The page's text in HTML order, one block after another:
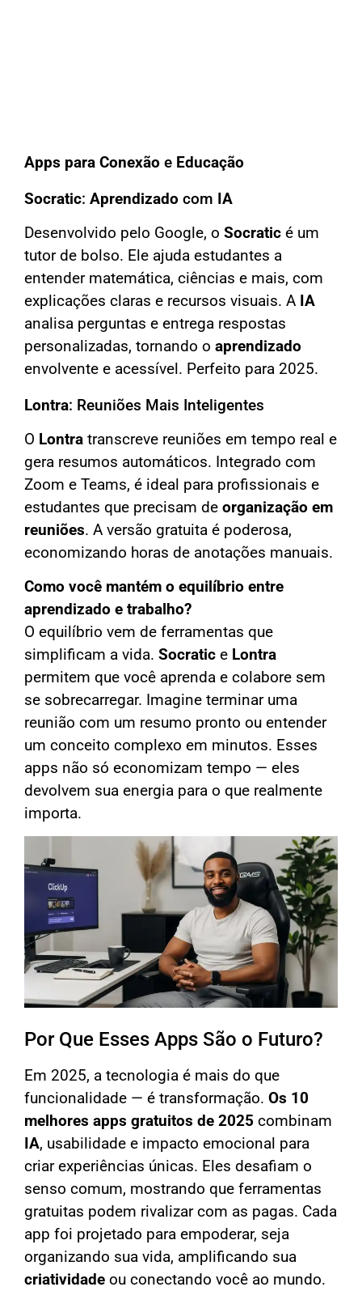
Apps para Conexão e Educação
Socratic: Aprendizado com IA
Desenvolvido pelo Google, o Socratic é um
tutor de bolso. Ele ajuda estudantes a
entender matemática, ciências e mais, com
explicações claras e recursos visuais. A IA
analisa perguntas e entrega respostas
personalizadas, tornando o aprendizado
envolvente e acessível. Perfeito para 2025.
Lontra: Reuniões Mais Inteligentes
O Lontra transcreve reuniões em tempo real e
gera resumos automáticos. Integrado com
Zoom e Teams, é ideal para profissionais e
estudantes que precisam de organização em
reuniões. A versão gratuita é poderosa,
economizando horas de anotações manuais.
Como você mantém o equilíbrio entre
aprendizado e trabalho?
O equilíbrio vem de ferramentas que
simplificam a vida. Socratic e Lontra
permitem que você aprenda e colabore sem
se sobrecarregar. Imagine terminar uma
reunião com um resumo pronto ou entender
um conceito complexo em minutos. Esses
apps não só economizam tempo — eles
devolvem sua energia para o que realmente
importa.
Por Que Esses Apps São o Futuro?
Em 2025, a tecnologia é mais do que
funcionalidade — é transformação. Os 10
melhores apps gratuitos de 2025 combinam
IA, usabilidade e impacto emocional para
criar experiências únicas. Eles desafiam o
senso comum, mostrando que ferramentas
gratuitas podem rivalizar com as pagas. Cada
app foi projetado para empoderar, seja
organizando sua vida, amplificando sua
criatividade ou conectando você ao mundo.